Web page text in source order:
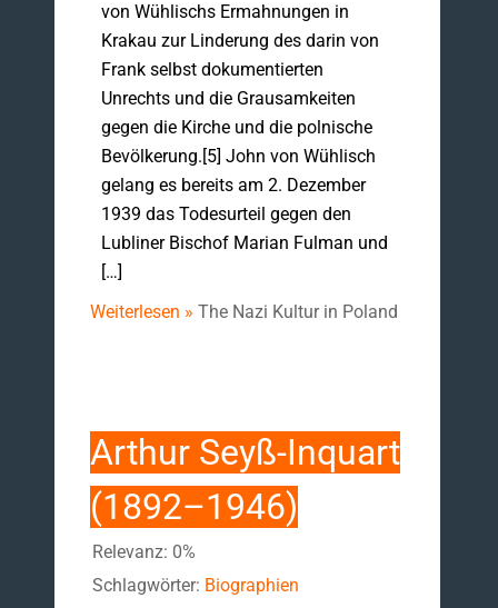
von Wühlischs Ermahnungen in
Krakau zur Linderung des darin von
Frank selbst dokumentierten
Unrechts und die Grausamkeiten
gegen die Kirche und die polnische
Bevölkerung.[5] John von Wühlisch
gelang es bereits am 2. Dezember
1939 das Todesurteil gegen den
Lubliner Bischof Marian Fulman und
[…]
Weiterlesen » The Nazi Kultur in Poland
Arthur Seyß-Inquart
(1892–1946)
Relevanz: 0%
Schlagwörter: Biographien